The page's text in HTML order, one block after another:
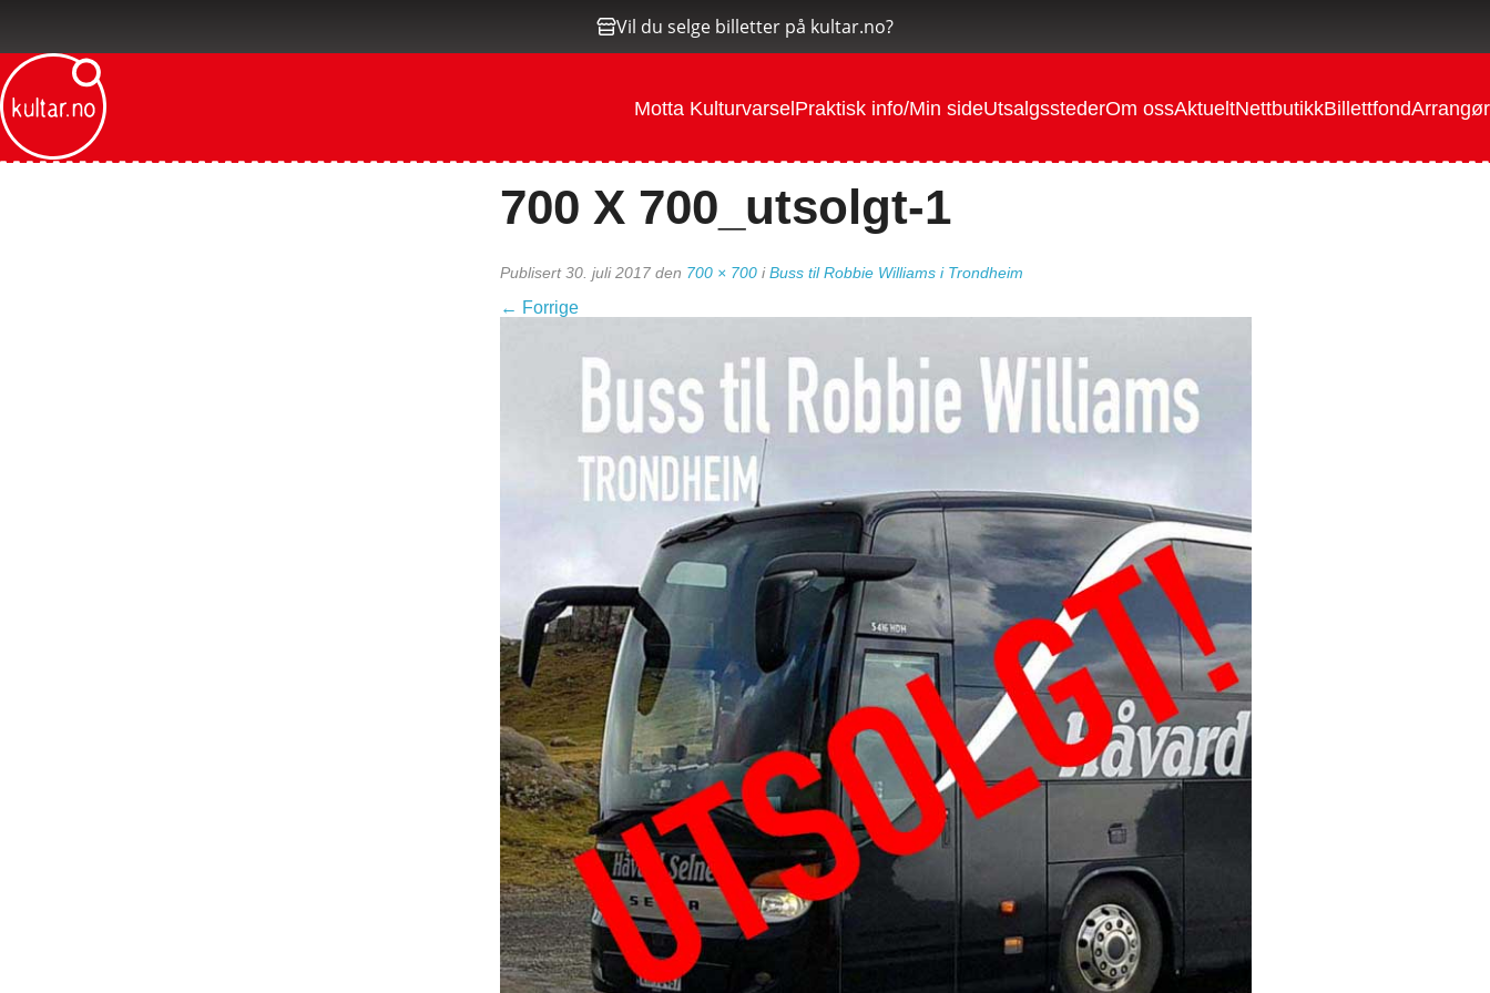
Vil du selge billetter på kultar.no?
Motta KulturvarselPraktisk info/Min sideUtsalgsstederOm ossAktueltNettbutikkBillettfondArrangør
700 X 700_utsolgt-1
Publisert30. juli 2017 den 700 × 700 iBuss til Robbie Williams i Trondheim
← Forrige